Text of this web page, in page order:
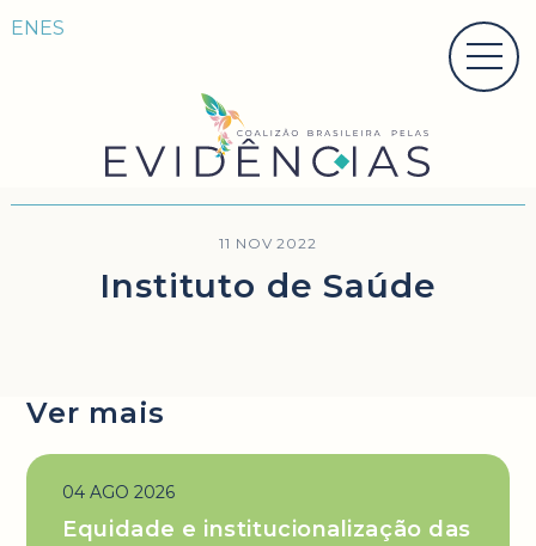
ENES
11 NOV 2022
Instituto de Saúde
Ver mais
04 AGO 2026
Equidade e institucionalização das